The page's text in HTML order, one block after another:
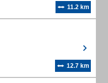
11.2 km
12.7 km